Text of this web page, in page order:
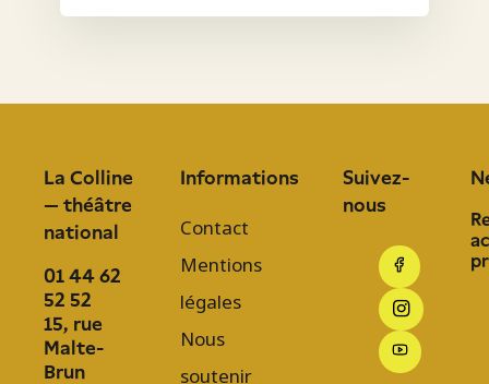
La Colline
— théâtre
national
01 44 62
52 52
15, rue
Malte-
Brun
Informations
Contact
Mentions
légales
Nous
soutenir
Suivez-
nous